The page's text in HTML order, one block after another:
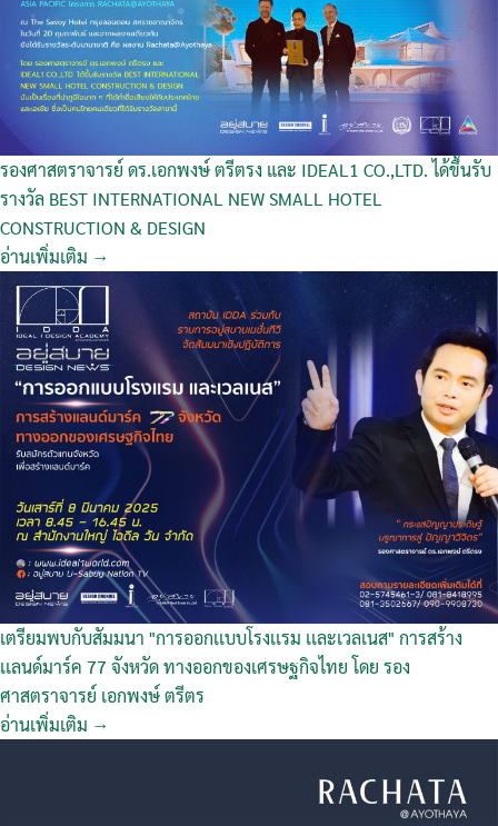
รองศาสตราจารย์ ดร.เอกพงษ์ ตรีตรง และ IDEAL1 CO.,LTD. ได้ขึ้นรับ
รางวัล BEST INTERNATIONAL NEW SMALL HOTEL
CONSTRUCTION & DESIGN
อ่านเพิ่มเติม →
เตรียมพบกับสัมมนา "การออกเเบบโรงเเรม เเละเวลเนส" การสร้าง
เเลนด์มาร์ค 77 จังหวัด ทางออกของเศรษฐกิจไทย โดย รอง
ศาสตราจารย์ เอกพงษ์ ตรีตร
อ่านเพิ่มเติม →